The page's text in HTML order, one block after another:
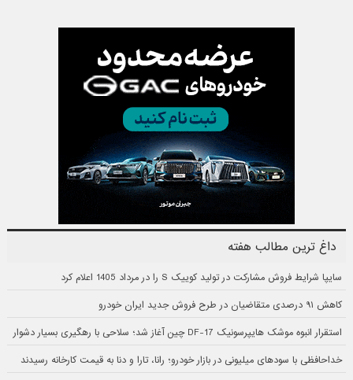
داغ ترین مطالب هفته
سایپا شرایط فروش مشارکت در تولید کوییک S را در مرداد 1405 اعلام کرد
کاهش ۹۱ درصدی متقاضیان در طرح فروش جدید ایران خودرو
استقرار انبوه موشک هایپرسونیک DF-17 چین آغاز شد؛ سلاحی با رهگیری بسیار دشوار
خداحافظی با سودهای میلیونی در بازار خودرو؛ رانا، تارا و دنا به قیمت کارخانه رسیدند